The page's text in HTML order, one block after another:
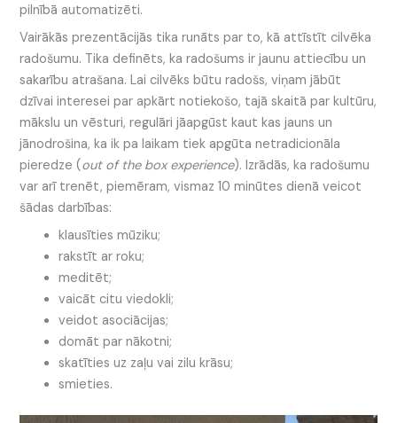
pilnībā automatizēti.
Vairākās prezentācijās tika runāts par to, kā attīstīt cilvēka
radošumu. Tika definēts, ka radošums ir jaunu attiecību un
sakarību atrašana. Lai cilvēks būtu radošs, viņam jābūt
dzīvai interesei par apkārt notiekošo, tajā skaitā par kultūru,
mākslu un vēsturi, regulāri jāapgūst kaut kas jauns un
jānodrošina, ka ik pa laikam tiek apgūta netradicionāla
pieredze (out of the box experience). Izrādās, ka radošumu
var arī trenēt, piemēram, vismaz 10 minūtes dienā veicot
šādas darbības:
klausīties mūziku;
rakstīt ar roku;
meditēt;
vaicāt citu viedokli;
veidot asociācijas;
domāt par nākotni;
skatīties uz zaļu vai zilu krāsu;
smieties.